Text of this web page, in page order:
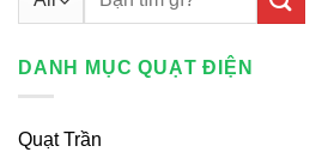
DANH MỤC QUẠT ĐIỆN
Quạt Trần